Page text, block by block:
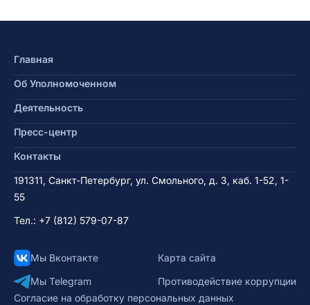
Главная
Об Уполномоченном
Деятельность
Пресс-центр
Контакты
191311, Санкт-Петербург, ул. Смольного, д. 3, каб. 1-52, 1-
55
Тел.: +7 (812) 579-07-87
Мы Вконтакте
Мы Telegram
Карта сайта
Противодействие коррупции
Согласие на обработку персональных данных